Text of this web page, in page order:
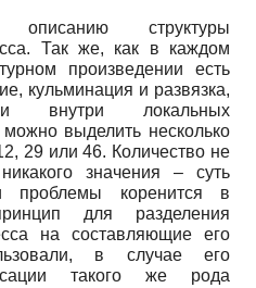
структуры
Так же, как в каждом
произведении есть
кульминация и развязка,
внутри локальных
можно выделить несколько
29 или 46. Количество не
значения – суть
проблемы коренится в
для разделения
на составляющие его
в случае его
такого же рода